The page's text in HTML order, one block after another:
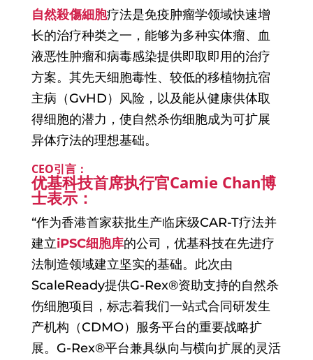
自然殺傷細胞疗法是免疫肿瘤学领域快速增
长的治疗种类之一，能够为多种实体瘤、血
液恶性肿瘤和病毒感染提供即取即用的治疗
方案。其先天细胞毒性、较低的移植物抗宿
主病（GvHD）风险，以及能从健康供体取
得细胞的潜力，使自然杀伤细胞成为可扩展
异体疗法的理想基础。
CEO引言：
优基科技首席执行官Camie Chan博
士表示：
“作为香港首家获批生产临床级CAR-T疗法并
建立iPSC细胞库的公司，优基科技在先进疗
法制造领域建立坚实的基础。此次由
ScaleReady提供G-Rex®资助支持的自然杀
伤细胞项目，标志着我们一站式合同研发生
产机构（CDMO）服务平台的重要战略扩
展。G-Rex®平台兼具纵向与横向扩展的灵活